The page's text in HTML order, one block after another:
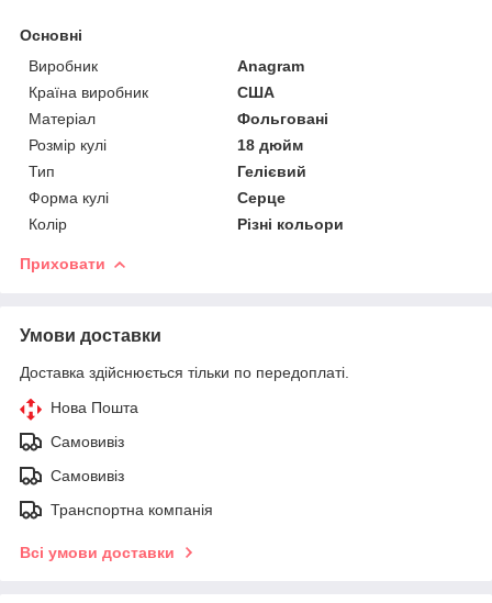
Основні
Виробник
Anagram
Країна виробник
США
Матеріал
Фольговані
Розмір кулі
18 дюйм
Тип
Гелієвий
Форма кулі
Серце
Колір
Різні кольори
Приховати
Умови доставки
Доставка здійснюється тільки по передоплаті.
Нова Пошта
Самовивіз
Самовивіз
Транспортна компанія
Всі умови доставки